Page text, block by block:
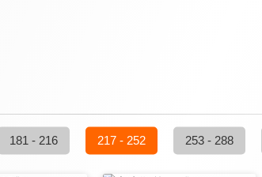
181 - 216 217 - 252 253 - 288